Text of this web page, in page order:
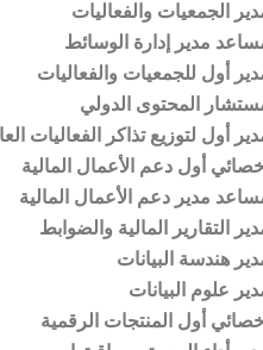
الجمعيات والفعاليات
مدير إدارة الوسائط
أول للجمعيات والفعاليات
المحتوى الدولي
أول لتوزيع تذاكر الفعاليات
أول دعم الأعمال المالية
مدير دعم الأعمال المالية
التقارير المالية والضوابط
هندسة البيانات
علوم البيانات
أول المنتجات الرقمية